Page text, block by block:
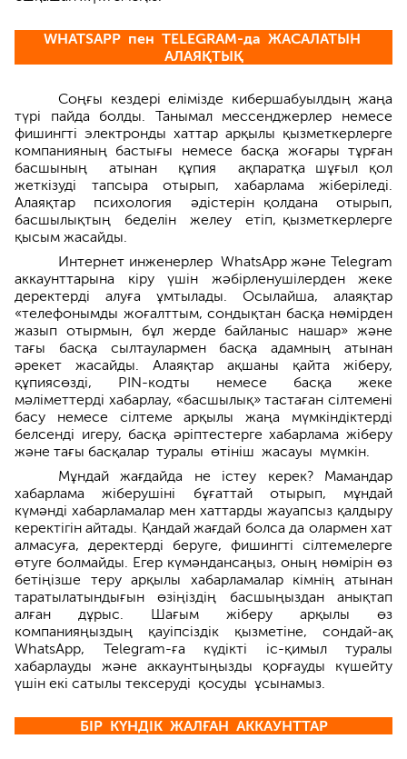
WHATSAPP пен TELEGRAM-да ЖАСАЛАТЫН
АЛАЯҚТЫҚ
Соңғы кездері елімізде кибершабуылдың жаңа
түрі пайда болды. Таны­мал мессенджерлер немесе
фишингті электронды хаттар арқылы қызметкерлерге
компанияның бастығы немесе басқа жоғары тұрған
басшының атынан құпия ақпаратқа шұғыл қол
жеткізуді тапсыра отырып, хабарлама жіберіледі.
Алаяқтар психология әдістерін қолдана отырып,
басшылықтың беделін желеу етіп, қызметкерлерге
қысым жасайды.
Интернет инженерлер WhatsApp және Telegram
аккаунттарына кіру үшін жәбірленушілерден жеке
деректерді алуға ұмтылады. Осылайша, алаяқтар
«телефонымды жоғалттым, сондықтан басқа нөмірден
жазып отырмын, бұл жерде байланыс нашар» және
тағы басқа сылтаулармен басқа адамның атынан
әрекет жасайды. Алаяқтар ақшаны қайта жіберу,
құпиясөзді, PIN-кодты немесе басқа жеке
мәліметтерді хабарлау, «басшылық» тастаған сілтемені
басу немесе сілтеме арқылы жаңа мүмкіндіктерді
белсенді игеру, басқа әріптестерге хабарлама жіберу
және тағы басқалар туралы өтініш жасауы мүмкін.
Мұндай жағдайда не істеу керек? Мамандар
хабарлама жіберушіні бұғаттай отырып, мұндай
күмәнді хабарламалар мен хаттарды жауапсыз қалдыру
керектігін айтады. Қандай жағдай болса да олармен хат
алмасуға, деректерді беруге, фишингті сілтемелерге
өтуге болмайды. Егер күмәндансаңыз, оның нөмірін өз
бетіңізше теру арқылы хабарламалар кімнің атынан
таратылатындығын өзіңіздің басшыңыздан анықтап
алған дұрыс. Шағым жіберу арқылы өз
компанияңыздың қауіпсіздік қызметіне, сондай-ақ
WhatsApp, Telegram-ға күдікті іс-қимыл туралы
хабарлауды және аккаунтыңызды қорғауды күшейту
үшін екі сатылы тексеруді қосуды ұсынамыз.
БІР КҮНДІК ЖАЛҒАН АККАУНТТАР